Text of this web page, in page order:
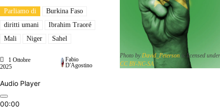
Parliamo di
Burkina Faso
diritti umani
Ibrahim Traoré
Mali
Niger Sahel
1 Ottobre
2025
Fabio
D'Agostino
Audio Player
00:00
Photo byDavid_Peterson is licensed under
CC BY-NC-SA